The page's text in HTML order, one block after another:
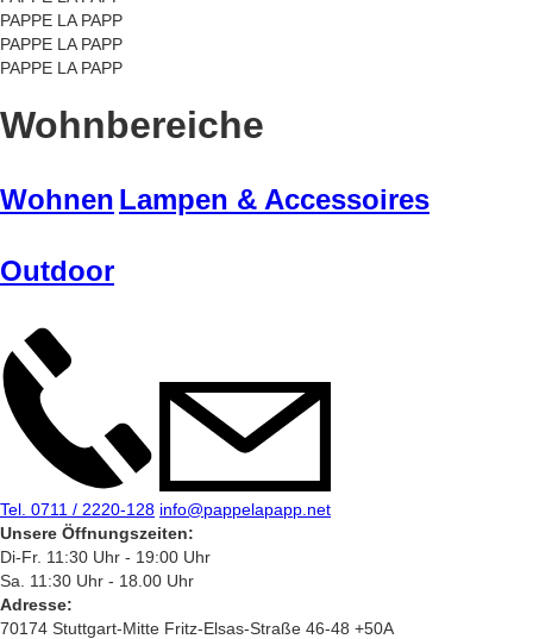
PAPPE LA PAPP
PAPPE LA PAPP
PAPPE LA PAPP
Wohnbereiche
Wohnen Lampen & Accessoires
Outdoor
Tel. 0711 / 2220-128 info@pappelapapp.net
Unsere Öffnungszeiten:
Di-Fr. 11:30 Uhr - 19:00 Uhr
Sa. 11:30 Uhr - 18.00 Uhr
Adresse:
70174 Stuttgart-Mitte Fritz-Elsas-Straße 46-48 +50A